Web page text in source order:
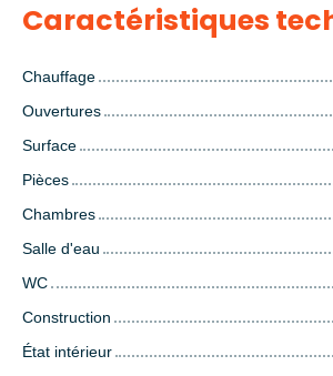
Caractéristiques
Chauffage
Ouvertures
Surface
Pièces
Chambres
Salle d'eau
WC
Construction
État intérieur